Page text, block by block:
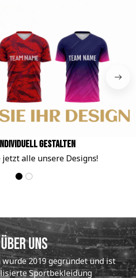
gestalten
jetzt alle unsere Designs!
Über uns
2019 gegründet und ist
Sportbekleidung